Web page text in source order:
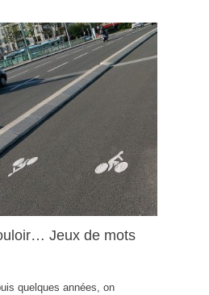
Jeux de mots
quelques années, on